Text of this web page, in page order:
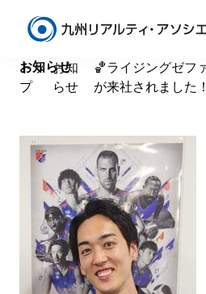
News
お知らせ
トッ
プ
お知
らせ
🏀ライジングゼフ
が来社されました